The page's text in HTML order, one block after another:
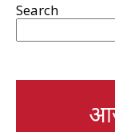
Search